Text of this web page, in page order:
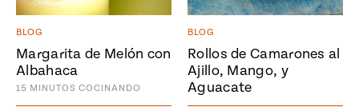
Temporada
Mexico
City
La Frontera
Local
BLOG
Margarita de Melón con
Albahaca
15 MINUTOS COCINANDO
BLOG
Rollos de Camarones al
Ajillo, Mango, y
Aguacate